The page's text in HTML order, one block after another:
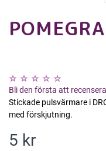
Bli den första att
Stickade pulsvärmare i
med förskjutning.
5 kr